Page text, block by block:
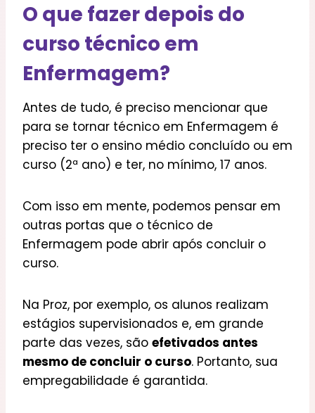
O que fazer depois do
curso técnico em
Enfermagem?
Antes de tudo, é preciso mencionar que
para se tornar técnico em Enfermagem é
preciso ter o ensino médio concluído ou em
curso (2ª ano) e ter, no mínimo, 17 anos.
Com isso em mente, podemos pensar em
outras portas que o técnico de
Enfermagem pode abrir após concluir o
curso.
Na Proz, por exemplo, os alunos realizam
estágios supervisionados e, em grande
parte das vezes, são efetivados antes
mesmo de concluir o curso. Portanto, sua
empregabilidade é garantida.